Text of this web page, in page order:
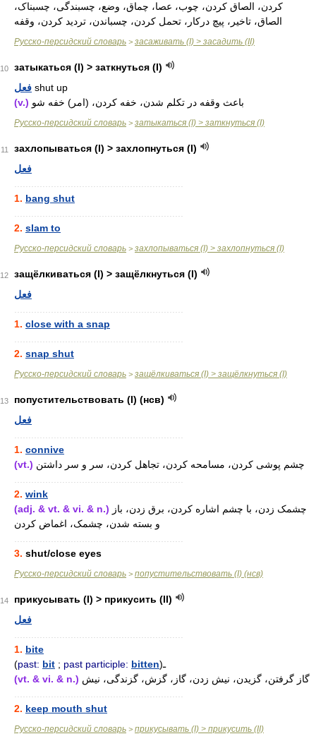
کردن، الصاق کردن، چوب، عصا، چماق، وضع، چسبندگی، چسبناک،
الصاق، تاخیر، پیچ درکار، تحمل کردن، چسباندن، تردید کردن، وقفه
Русско-персидский словарь > засаживать (I) > засадить (II)
10
затыкаться (I) > заткнуться (I)
فعل shut up
(v.) باعث وقفه در تکلم شدن، خفه کردن، (امر) خفه شو
Русско-персидский словарь > затыкаться (I) > заткнуться (I)
11
захлопываться (I) > захлопнуться (I)
فعل
1. bang shut
2. slam to
Русско-персидский словарь > захлопываться (I) > захлопнуться (I)
12
защёлкиваться (I) > защёлкнуться (I)
فعل
1. close with a snap
2. snap shut
Русско-персидский словарь > защёлкиваться (I) > защёлкнуться (I)
13
попустительствовать (I) (нсв)
فعل
1. connive
(vt.) چشم پوشی کردن، مسامحه کردن، تجاهل کردن، سر و سر داشتن
2. wink
(adj. & vt. & vi. & n.)
و بسته شدن، چشمک، اغماض کردن
3. shut/close eyes
Русско-персидский словарь > попустительствовать (I) (нсв)
14
прикусывать (I) > прикусить (II)
فعل
1. bite
(past: bit ; past participle: bitten )ـ
(vt. & vi. & n.) گاز گرفتن، گزیدن، نیش زدن، گاز، گزش، گزندگی، نیش
2. keep mouth shut
Русско-персидский словарь > прикусывать (I) > прикусить (II)